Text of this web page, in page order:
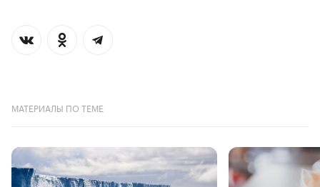
МАТЕРИАЛЫ ПО ТЕМЕ